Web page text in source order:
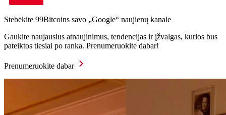
Stebėkite 99Bitcoins savo „Google“ naujienų kanale
Gaukite naujausius atnaujinimus, tendencijas ir įžvalgas, kurios bus
pateiktos tiesiai po ranka. Prenumeruokite dabar!
Prenumeruokite dabar